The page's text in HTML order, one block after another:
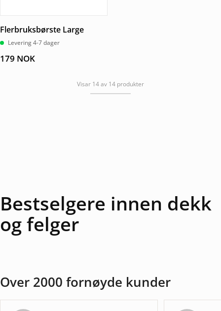
Flerbruksbørste Large
Levering 4-7 dager
179 NOK
Visar 14 av 14 produkter
Bestselgere innen dekk
og felger
Over 2000 fornøyde kunder